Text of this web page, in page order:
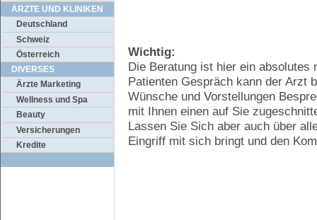
ÄRZTE UND KLINIKEN
Deutschland
Schweiz
Österreich
DIVERSES
Ärzte Marketing
Wellness und Spa
Beauty
Versicherungen
Kredite
Wichtig:
Die Beratung ist hier ein
Patienten Gespräch kann der Arzt
Wünsche und Vorstellungen
mit Ihnen einen auf Sie
Lassen Sie Sich aber auch über
Eingriff mit sich bringt und den